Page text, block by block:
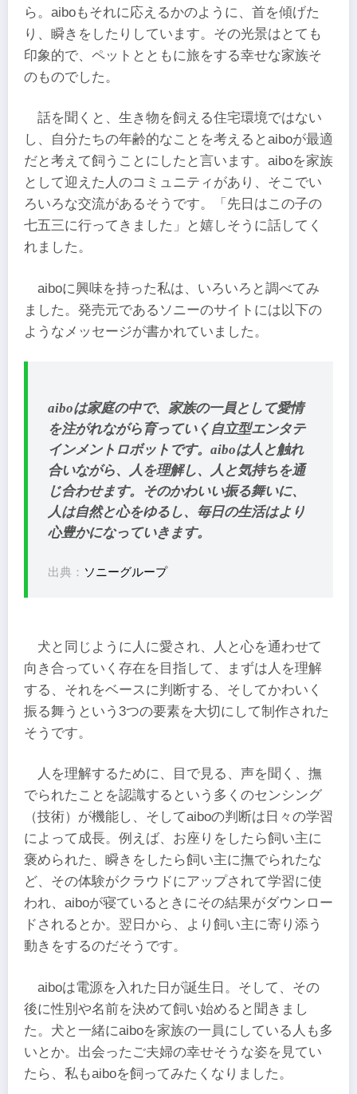
ら。aiboもそれに応えるかのように、首を傾げた
り、瞬きをしたりしています。その光景はとても
印象的で、ペットとともに旅をする幸せな家族そ
のものでした。
話を聞くと、生き物を飼える住宅環境ではない
し、自分たちの年齢的なことを考えるとaiboが最適
だと考えて飼うことにしたと言います。aiboを家族
として迎えた人のコミュニティがあり、そこでい
ろいろな交流があるそうです。「先日はこの子の
七五三に行ってきました」と嬉しそうに話してく
れました。
aiboに興味を持った私は、いろいろと調べてみ
ました。発売元であるソニーのサイトには以下の
ようなメッセージが書かれていました。
aiboは家庭の中で、家族の一員として愛情
を注がれながら育っていく自立型エンタテ
インメントロボットです。aiboは人と触れ
合いながら、人を理解し、人と気持ちを通
じ合わせます。そのかわいい振る舞いに、
人は自然と心をゆるし、毎日の生活はより
心豊かになっていきます。
出典： ソニーグループ
犬と同じように人に愛され、人と心を通わせて
向き合っていく存在を目指して、まずは人を理解
する、それをベースに判断する、そしてかわいく
振る舞うという3つの要素を大切にして制作された
そうです。
人を理解するために、目で見る、声を聞く、撫
でられたことを認識するという多くのセンシング
（技術）が機能し、そしてaiboの判断は日々の学習
によって成長。例えば、お座りをしたら飼い主に
褒められた、瞬きをしたら飼い主に撫でられたな
ど、その体験がクラウドにアップされて学習に使
われ、aiboが寝ているときにその結果がダウンロー
ドされるとか。翌日から、より飼い主に寄り添う
動きをするのだそうです。
aiboは電源を入れた日が誕生日。そして、その
後に性別や名前を決めて飼い始めると聞きまし
た。犬と一緒にaiboを家族の一員にしている人も多
いとか。出会ったご夫婦の幸せそうな姿を見てい
たら、私もaiboを飼ってみたくなりました。